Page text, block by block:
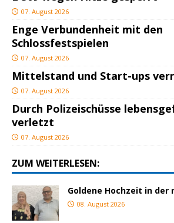
07. August 2026
Enge Verbundenheit mit den
Schlossfestspielen
07. August 2026
Mittelstand und Start-ups
07. August 2026
Durch Polizeischüsse
verletzt
07. August 2026
ZUM WEITERLESEN:
Goldene Hochzeit in der
08. August 2026